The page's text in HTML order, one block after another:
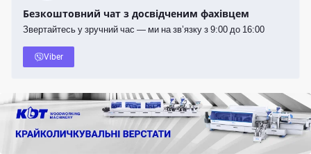
Безкоштовний чат з досвідченим фахівцем
Звертайтесь у зручний час — ми на зв’язку з 9:00 до 16:00
Viber